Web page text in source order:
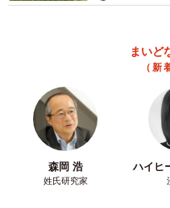
まいど
（新
森岡 浩
姓氏研究家
ハイヒ